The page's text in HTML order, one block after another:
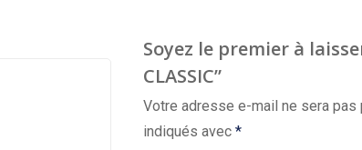
Soyez le premier à
CLASSIC”
Votre adresse e-mail ne sera pas
indiqués avec *